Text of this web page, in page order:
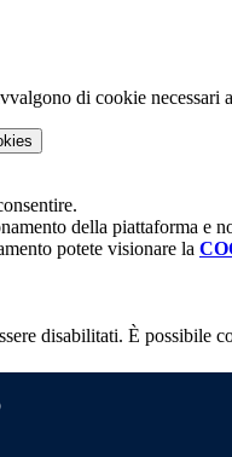
di cookie
della piattaforma e
potete visionare la
disabilitati. È possibile